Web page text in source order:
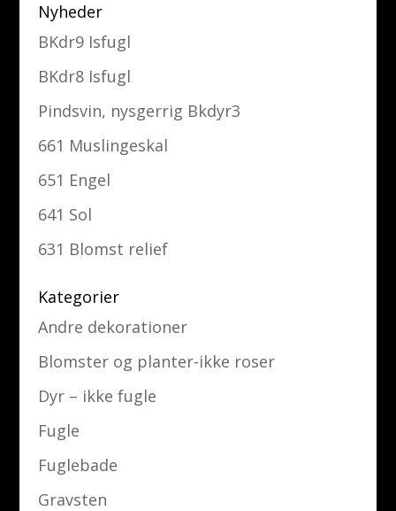
Nyheder
BKdr9 Isfugl
BKdr8 Isfugl
Pindsvin, nysgerrig Bkdyr3
661 Muslingeskal
651 Engel
641 Sol
631 Blomst relief
Kategorier
Andre dekorationer
Blomster og planter-ikke roser
Dyr – ikke fugle
Fugle
Fuglebade
Gravsten